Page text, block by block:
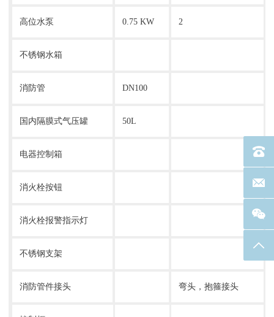
高位水泵 0.75 KW 2
不锈钢水箱
消防管 DN100
国内隔膜式气压罐 50L
电器控制箱
消火栓按钮
消火栓报警指示灯
不锈钢支架
消防管件接头 弯头，抱箍接头
电话
联系
返回